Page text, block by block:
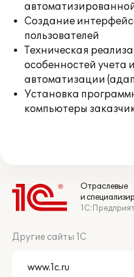
Создание
пользователей
Техническая
особенностей учета
автоматизации
Установка
компьютеры
Отраслевые
и
Другие сайты 1С